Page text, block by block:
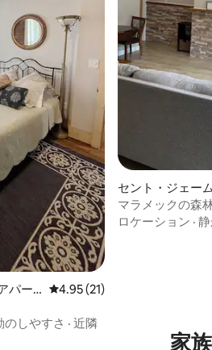
パー
レビュー21件、5つ星中4.95つ
4.95 (21)
のしやすさ · 近隣
セント・ジェー
ン・アパート
マラメックの森
ロケーション ·
家